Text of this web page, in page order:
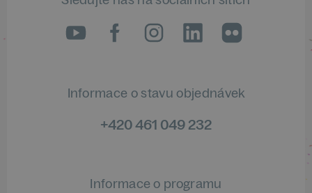
LinkedIn
flickr
Informace o stavu objednávek
+420 461 049 232
Informace o programu